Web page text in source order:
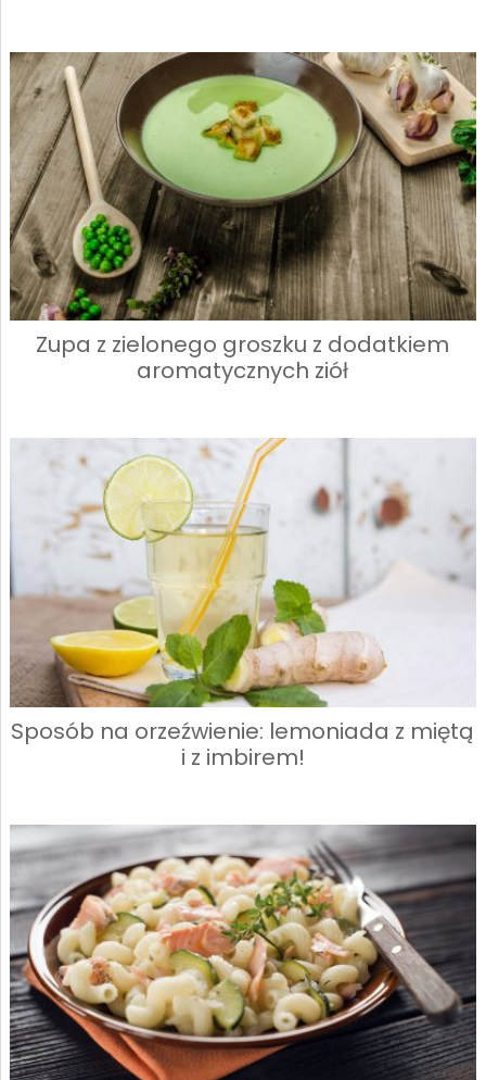
Zupa z zielonego groszku z dodatkiem
aromatycznych ziół
Sposób na orzeźwienie: lemoniada z miętą
i z imbirem!